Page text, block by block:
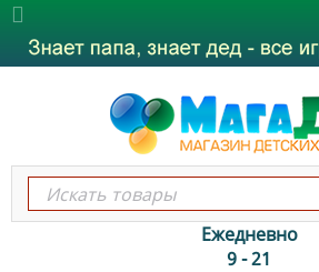
Ежедневно
9 - 21